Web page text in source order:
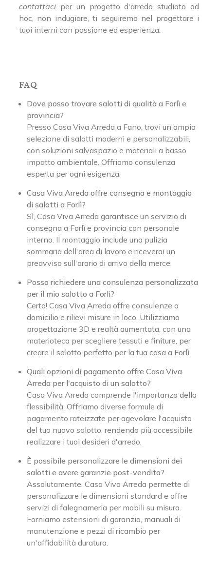
contattaci per un progetto d'arredo studiato ad
hoc, non indugiare, ti seguiremo nel progettare i
tuoi interni con passione ed esperienza.
FAQ
Dove posso trovare salotti di qualità a Forlì e
provincia?
Presso Casa Viva Arreda a Fano, trovi un'ampia
selezione di salotti moderni e personalizzabili,
con soluzioni salvaspazio e materiali a basso
impatto ambientale. Offriamo consulenza
esperta per ogni esigenza.
Casa Viva Arreda offre consegna e montaggio
di salotti a Forlì?
Sì, Casa Viva Arreda garantisce un servizio di
consegna a Forlì e provincia con personale
interno. Il montaggio include una pulizia
sommaria dell'area di lavoro e riceverai un
preavviso sull'orario di arrivo della merce.
Posso richiedere una consulenza personalizzata
per il mio salotto a Forlì?
Certo! Casa Viva Arreda offre consulenze a
domicilio e rilievi misure in loco. Utilizziamo
progettazione 3D e realtà aumentata, con una
materioteca per scegliere tessuti e finiture, per
creare il salotto perfetto per la tua casa a Forlì.
Quali opzioni di pagamento offre Casa Viva
Arreda per l'acquisto di un salotto?
Casa Viva Arreda comprende l'importanza della
flessibilità. Offriamo diverse formule di
pagamento rateizzate per agevolare l'acquisto
del tuo nuovo salotto, rendendo più accessibile
realizzare i tuoi desideri d'arredo.
È possibile personalizzare le dimensioni dei
salotti e avere garanzie post-vendita?
Assolutamente. Casa Viva Arreda permette di
personalizzare le dimensioni standard e offre
servizi di falegnameria per mobili su misura.
Forniamo estensioni di garanzia, manuali di
manutenzione e pezzi di ricambio per
un'affidabilità duratura.